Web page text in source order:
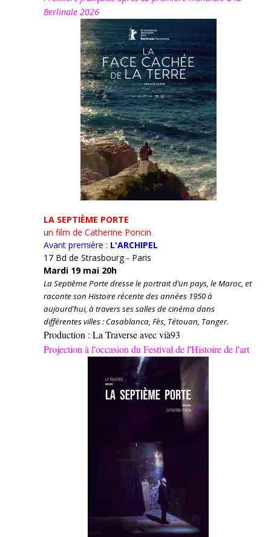
Berlinale 2026
LA SEPTIÈME PORTE
un film de Catherine Poncin
Avant première : L'ARCHIPEL
17 Bd de Strasbourg - Paris
Mardi 19 mai 20h
La Septième Porte dresse le portrait d’un pays, le Maroc, et
raconte son Histoire récente des années 1950 à
aujourd’hui, à travers ses salles de cinéma dans
différentes villes : Casablanca, Fès, Tétouan, Tanger.
Production : La Traverse avec vià93
Projection à l'occasion du Festival de l'Histoire de l'art